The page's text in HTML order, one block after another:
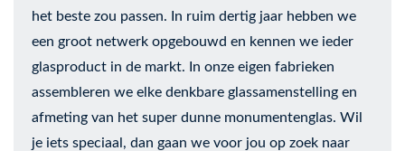
het beste zou passen. In ruim dertig jaar hebben we
een groot netwerk opgebouwd en kennen we ieder
glasproduct in de markt. In onze eigen fabrieken
assembleren we elke denkbare glassamenstelling en
afmeting van het super dunne monumentenglas. Wil
je iets speciaal, dan gaan we voor jou op zoek naar